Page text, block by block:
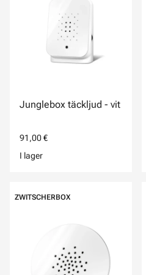
Junglebox täckljud - vit
91,00 €
I lager
ZWITSCHERBOX